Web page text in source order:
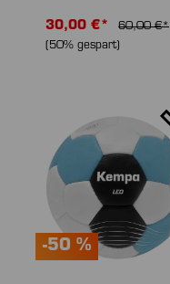
30,00 €*
60,00 €*
(50% gespart)
-50 %